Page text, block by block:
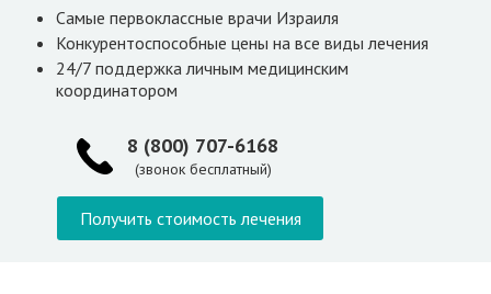
Самые первоклассные врачи Израиля
Конкурентоспособные цены на все виды лечения
24/7 поддержка личным медицинским
координатором
8 (800) 707-6168
(звонок бесплатный)
Получить стоимость лечения